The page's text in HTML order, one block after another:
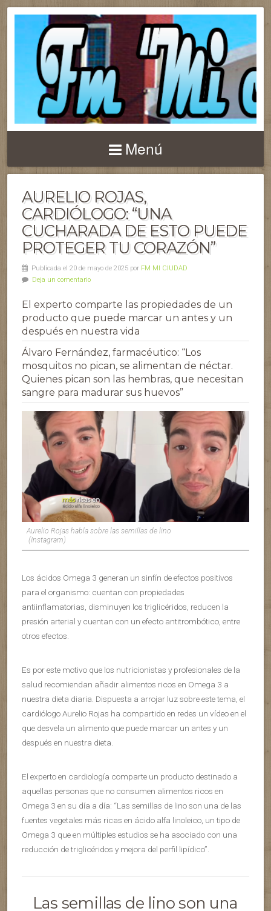
Menú
AURELIO ROJAS,
CARDIÓLOGO: “UNA
CUCHARADA DE ESTO PUEDE
PROTEGER TU CORAZÓN”
Publicada el 20 de mayo de 2025 por FM MI CIUDAD
Deja un comentario
El experto comparte las propiedades de un
producto que puede marcar un antes y un
después en nuestra vida
Álvaro Fernández, farmacéutico: “Los
mosquitos no pican, se alimentan de néctar.
Quienes pican son las hembras, que necesitan
sangre para madurar sus huevos”
Aurelio Rojas habla sobre las semillas de lino
(Instagram)
Los ácidos Omega 3 generan un sinfín de efectos positivos
para el organismo: cuentan con propiedades
antiinflamatorias, disminuyen los triglicéridos, reducen la
presión arterial y cuentan con un efecto antitrombótico, entre
otros efectos.
Es por este motivo que los nutricionistas y profesionales de la
salud recomiendan añadir alimentos ricos en Omega 3 a
nuestra dieta diaria. Dispuesta a arrojar luz sobre este tema, el
cardiólogo Aurelio Rojas ha compartido en redes un vídeo en el
que desvela un alimento que puede marcar un antes y un
después en nuestra dieta.
El experto en cardiología comparte un producto destinado a
aquellas personas que no consumen alimentos ricos en
Omega 3 en su día a día: “Las semillas de lino son una de las
fuentes vegetales más ricas en ácido alfa linoleico, un tipo de
Omega 3 que en múltiples estudios se ha asociado con una
reducción de triglicéridos y mejora del perfil lipídico”.
Las semillas de lino son una